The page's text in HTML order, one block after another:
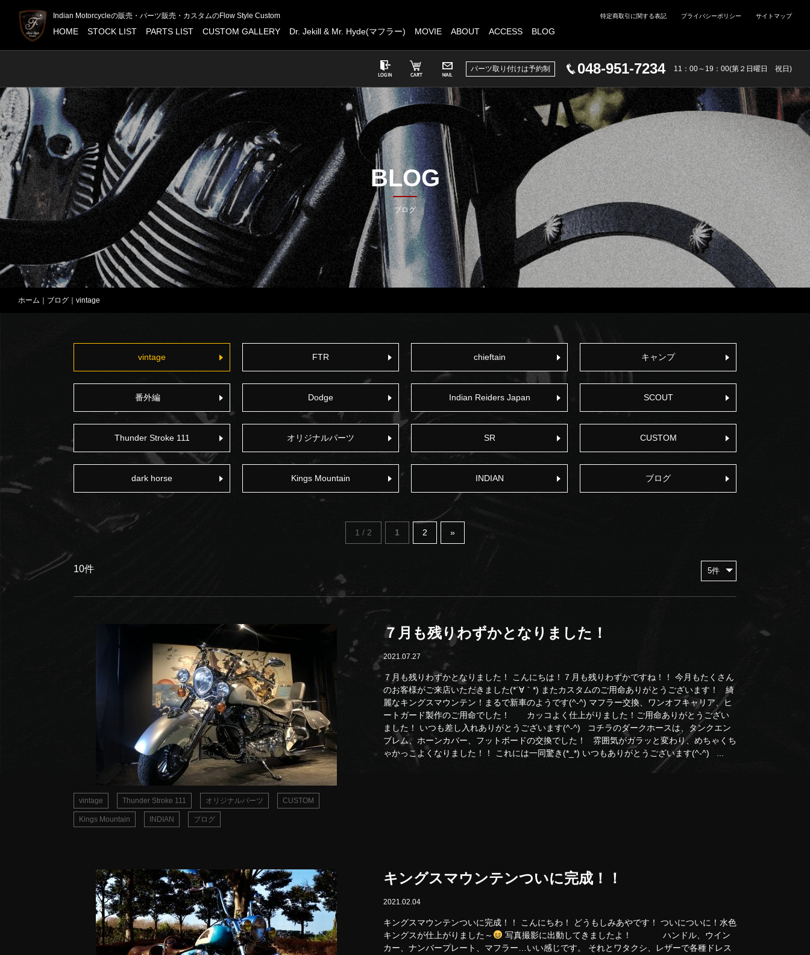
Indian Motorcycleの販売・パーツ販売・カスタムのFlow Style Custom
HOME STOCK LIST PARTS LIST CUSTOM GALLERY Dr. Jekill & Mr. Hyde(マフラー) MOVIE ABOUT ACCESS BLOG
特定商取引に関する表記 プライバシーポリシー サイトマップ
パーツ取り付けは予約制 048-951-7234 11：00～19：00(第２日曜日 祝日)
BLOG
ブログ
ホーム ブログ ｜vintage
vintage FTR chieftain キャンプ
番外編 Dodge Indian Reiders Japan SCOUT
Thunder Stroke 111 オリジナルパーツ SR CUSTOM
dark horse Kings Mountain INDIAN ブログ
1 / 2 1 2 »
10件
vintage Thunder Stroke 111 オリジナルパーツ CUSTOM
Kings Mountain INDIAN ブログ
７月も残りわずかとなりました！
2021.07.27
７月も残りわずかとなりました！ こんにちは！７月も残りわずかですね！！ 今月もたくさん
のお客様がご来店いただきました(*´∀｀*) またカスタムのご用命ありがとうございます！ 綺
麗なキングスマウンテン！まるで新車のようです(^-^) マフラー交換、ワンオフキャリア、ヒ
ートガード製作のご用命でした！ カッコよく仕上がりました！ご用命ありがとうござい
ました！ いつも差し入れありがとうございます(^-^) コチラのダークホースは、タンクエン
ブレム、ホーンカバー、フットボードの交換でした！ 雰囲気がガラッと変わり、めちゃくち
ゃかっこよくなりました！！ これには一同驚き(*_*) いつもありがとうございます(^-^) ...
キングスマウンテンついに完成！！
2021.02.04
キングスマウンテンついに完成！！ こんにちわ！ どうもしみあやです！ ついについに！水色
キングスが仕上がりました～
写真撮影に出動してきましたよ！ ハンドル、ウイン
カー、ナンバープレート、マフラー…いい感じです。 それとワタクシ、レザーで各種ドレス